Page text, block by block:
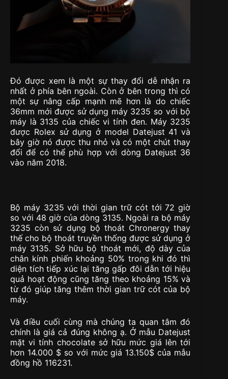
Đó được xem là một sự thay đổi dễ nhận ra
nhất ở phía bên ngoài. Còn ở bên trong thì có
một sự nâng cấp mạnh mẽ hơn là do chiếc
36mm mới được sử dụng máy 3235 so với bộ
máy là 3135 của chiếc vi tính đen. Máy 3235
được Rolex sử dụng ở model Datejust 41 và
bây giờ nó được thu nhỏ và có một chút thay
đổi để có thể phù hợp với dòng Datejust 36
vào năm 2018.
Bộ máy 3235 với thời gian trữ cót tới 72 giờ
so với 48 giờ của dòng 3135. Ngoài ra bộ máy
3235 còn sử dụng bộ thoát Chronergy thay
thế cho bộ thoát truyền thống được sử dụng ở
máy 3135. Sở hữu bộ thoát mới, độ dày của
chân kính phiến khoảng 50% trong khi đó thì
diện tích tiếp xúc lại tăng gấp đôi dẫn tới hiệu
quả hoạt động cũng tăng theo khoảng 15% và
từ đó giúp tăng thêm thời gian trữ cót của bộ
máy.
Và điều cuối cùng mà chúng ta quan tâm đó
chính là giá cả đúng không ạ. Ở mẫu Datejust
mặt vi tính chocolate sở hữu mức giá lên tới
hơn 14.000 $ so với mức giá 13.150$ của mẫu
đồng hồ 116231.